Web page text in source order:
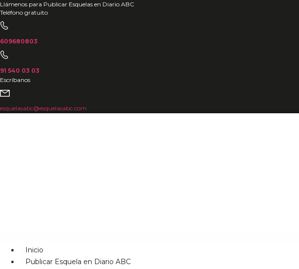
Ir
al
contenido
Llámenos para Publicar Esquelas en Diario ABC
Teléfono gratuito
609680803
91 540 03 03
Escríbanos
esquelasabc@esquelasabc.com
Inicio
Publicar Esquela en Diario ABC